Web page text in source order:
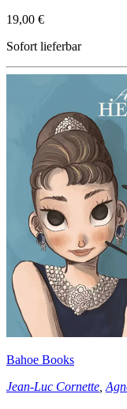
19,00 €
Sofort lieferbar
Bahoe Books
Jean-Luc Cornette